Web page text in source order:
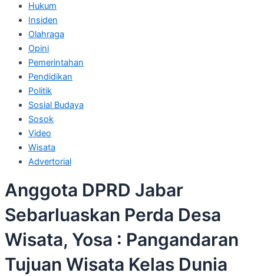
Hukum
Insiden
Olahraga
Opini
Pemerintahan
Pendidikan
Politik
Sosial Budaya
Sosok
Video
Wisata
Advertorial
Anggota DPRD Jabar
Sebarluaskan Perda Desa
Wisata, Yosa : Pangandaran
Tujuan Wisata Kelas Dunia